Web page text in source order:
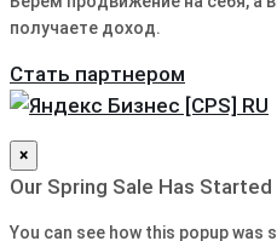
получаете доход.
Стать партнером
×
Our Spring Sale Has Started
You can see how this popup was